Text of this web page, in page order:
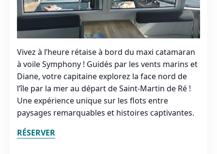
Vivez à l’heure rétaise à bord du maxi catamaran
à voile Symphony ! Guidés par les vents marins et
Diane, votre capitaine explorez la face nord de
l’île par la mer au départ de Saint-Martin de Ré !
Une expérience unique sur les flots entre
paysages remarquables et histoires captivantes.
RÉSERVER